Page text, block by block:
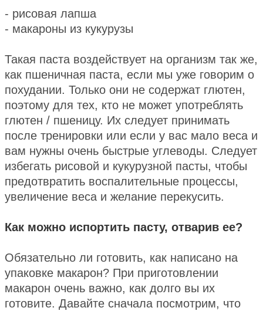
- рисовая лапша
- макароны из кукурузы
Такая паста воздействует на организм так же,
как пшеничная паста, если мы уже говорим о
похудании. Только они не содержат глютен,
поэтому для тех, кто не может употреблять
глютен / пшеницу. Их следует принимать
после тренировки или если у вас мало веса и
вам нужны очень быстрые углеводы. Следует
избегать рисовой и кукурузной пасты, чтобы
предотвратить воспалительные процессы,
увеличение веса и желание перекусить.
Как можно испортить пасту, отварив ее?
Обязательно ли готовить, как написано на
упаковке макарон? При приготовлении
макарон очень важно, как долго вы их
готовите. Давайте сначала посмотрим, что